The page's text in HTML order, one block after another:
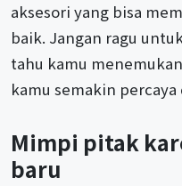
aksesori yang bisa
baik. Jangan ragu
tahu kamu
kamu semakin
Mimpi pitak
baru